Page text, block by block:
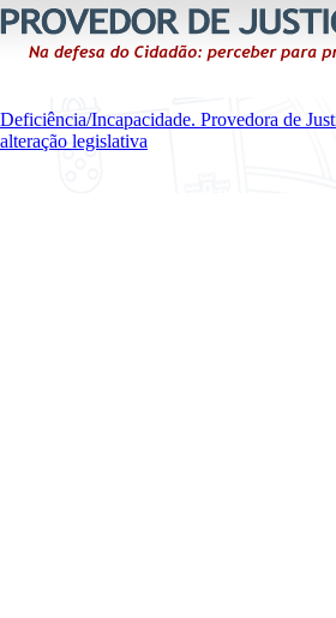
Deficiência/Incapacidade. Provedora de
alteração legislativa